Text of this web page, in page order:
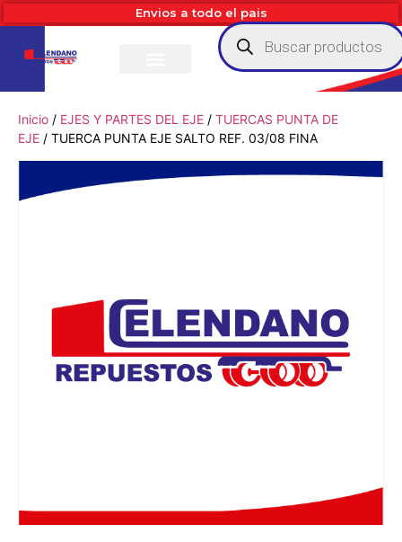
Envios a todo el pais
Inicio / EJES Y PARTES DEL EJE / TUERCAS PUNTA DE
EJE / TUERCA PUNTA EJE SALTO REF. 03/08 FINA